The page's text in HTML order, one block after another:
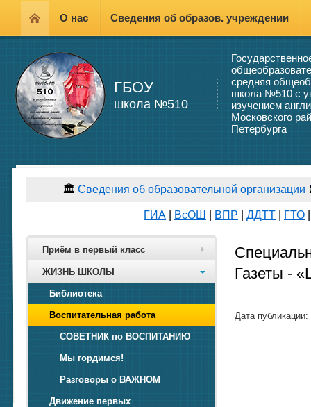
О нас Сведения об образов. учреждении
ГБОУ
школа №510
средняя
школа №510 с
изучением
Московского
Петербурга
🏛️ Сведения об образовательной организации
ГИА ВсОШ ВПР ДДТТ ГТО
Приём в первый класс
ЖИЗНЬ ШКОЛЫ
Библиотека
Воспитательная работа
СОВЕТНИК по ВОСПИТАНИЮ
Мы гордимся!
Разговоры о ВАЖНОМ
Движение первых
Газеты -
Дата